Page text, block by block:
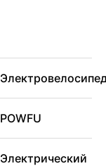
POWFU
Электрический